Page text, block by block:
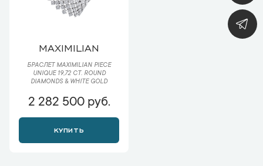
MAXIMILIAN
БРАСЛЕТ MAXIMILIAN PIECE
UNIQUE 19,72 CT. ROUND
DIAMONDS & WHITE GOLD
2 282 500 руб.
КУПИТЬ